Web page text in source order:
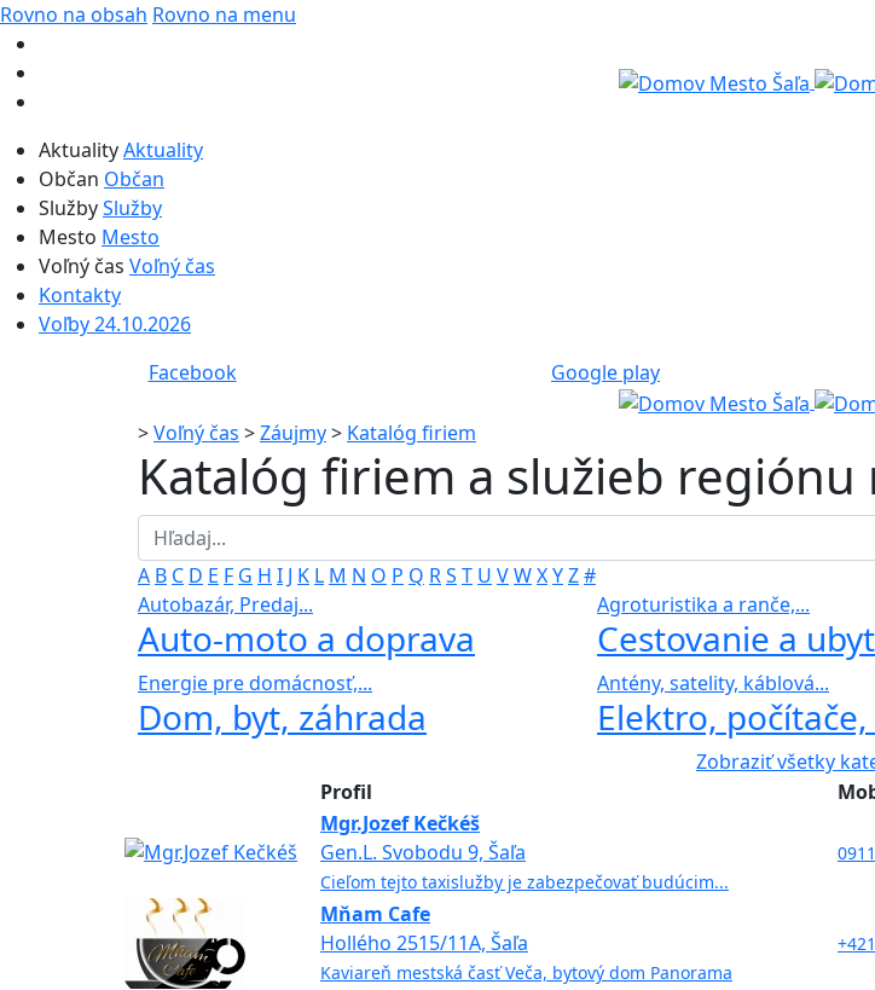
Rovno na obsah Rovno na menu
AktualityAktuality
Občan Občan
SlužbySlužby
Mesto Mesto
Voľný čas Voľný čas
Kontakty
Voľby 24.10.2026
Facebook Google play
>Voľný čas >Záujmy> Katalóg firiem
Katalóg firiem a služieb regiónu
A B C D E F G H I J K L M N O P Q RS T U VWXYZ#
Autobazár, Predaj...
Auto-moto a doprava
Agroturistika a ranče,...
Cestovanie a
Energie pre domácnosť,...
Dom, byt, záhrada
Antény, satelity, káblová...
Elektro,
Zobraziť všetky
Profil
Mgr.Jozef Kečkéš
Gen.L. Svobodu 9, Šaľa
Cieľom tejto taxislužby je zabezpečovať budúcim...
Mňam Cafe
Hollého 2515/11A, Šaľa
Kaviareň mestská časť Veča, bytový dom Panorama